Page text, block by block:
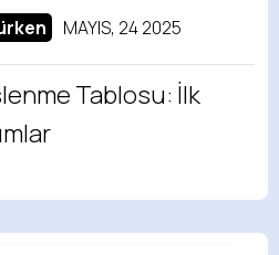
MAYIS, 24 2025
Tablosu: İlk